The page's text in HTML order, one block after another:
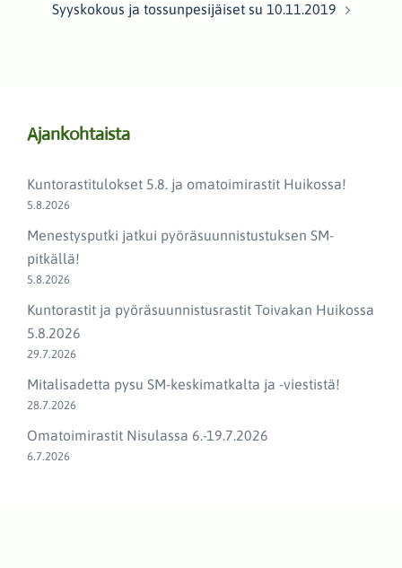
Syyskokous ja tossunpesijäiset su 10.11.2019
Ajankohtaista
Kuntorastitulokset 5.8. ja omatoimirastit Huikossa!
5.8.2026
Menestysputki jatkui pyöräsuunnistustuksen SM-
pitkällä!
5.8.2026
Kuntorastit ja pyöräsuunnistusrastit Toivakan Huikossa
5.8.2026
29.7.2026
Mitalisadetta pysu SM-keskimatkalta ja -viestistä!
28.7.2026
Omatoimirastit Nisulassa 6.-19.7.2026
6.7.2026